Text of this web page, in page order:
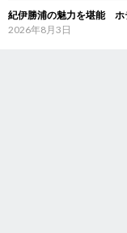
紀伊勝浦の魅力を堪能 ホ
2026年8月3日